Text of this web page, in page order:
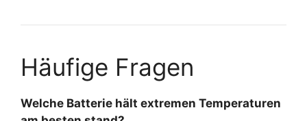
Häufige Fragen
Welche Batterie hält extremen Temperaturen